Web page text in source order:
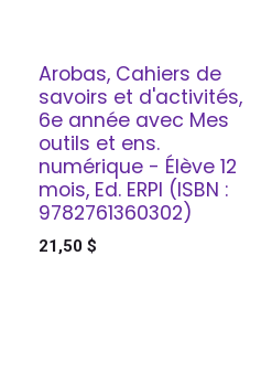
Arobas, Cahiers de
savoirs et d'activités,
6e année avec Mes
outils et ens.
numérique - Élève 12
mois, Ed. ERPI (ISBN :
9782761360302)
21,50$